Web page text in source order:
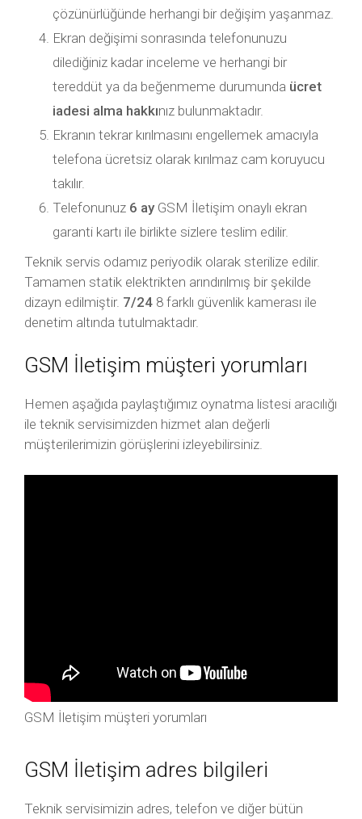
çözünürlüğünde herhangi bir değişim yaşanmaz.
Ekran değişimi sonrasında telefonunuzu
dilediğiniz kadar inceleme ve herhangi bir
tereddüt ya da beğenmeme durumunda ücret
iadesi alma hakkınız bulunmaktadır.
Ekranın tekrar kırılmasını engellemek amacıyla
telefona ücretsiz olarak kırılmaz cam koruyucu
takılır.
Telefonunuz 6 ayGSM İletişim onaylı ekran
garanti kartı ile birlikte sizlere teslim edilir.
Teknik servis odamız periyodik olarak sterilize edilir.
Tamamen statik elektrikten arındırılmış bir şekilde
dizayn edilmiştir. 7/24 8 farklı güvenlik kamerası ile
denetim altında tutulmaktadır.
GSM İletişim müşteri yorumları
Hemen aşağıda paylaştığımız oynatma listesi aracılığı
ile teknik servisimizden hizmet alan değerli
müşterilerimizin görüşlerini izleyebilirsiniz.
GSM İletişim müşteri yorumları
GSM İletişim adres bilgileri
Teknik servisimizin adres, telefon ve diğer bütün